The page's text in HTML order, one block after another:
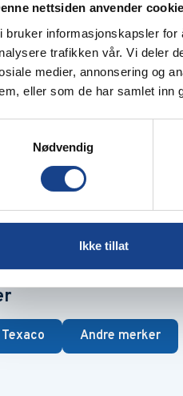
nettsiden anvender
bruker informasjonskapsler for
trafikken vår. Vi deler
medier, annonsering og
eller som de har samlet inn
Nødvendig
Ikke tillat
– industri (kompositt)
ved behov.
HVO100
Texaco Andre merker